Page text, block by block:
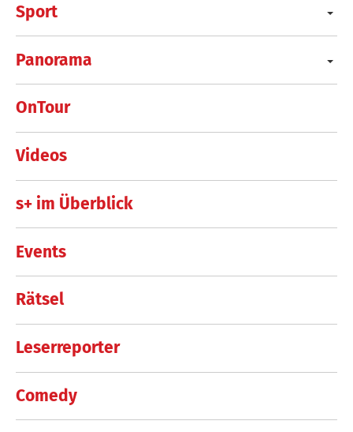
Sport
Panorama
OnTour
Videos
s+ im Überblick
Events
Rätsel
Leserreporter
Comedy